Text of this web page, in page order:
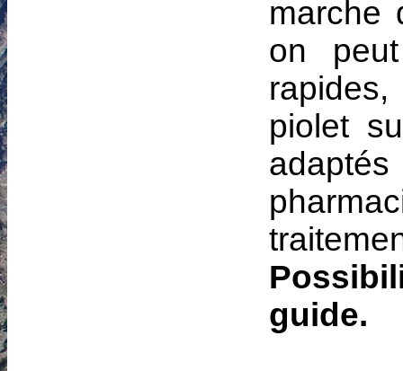
marche
on
piolet
guide.